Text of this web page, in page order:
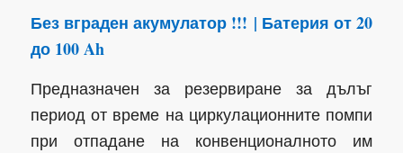
Без вграден акумулатор !!! | Батерия от 20
до 100 Ah
Предназначен за резервиране за дълъг
период от време на циркулационните помпи
при отпадане на конвенционалното им